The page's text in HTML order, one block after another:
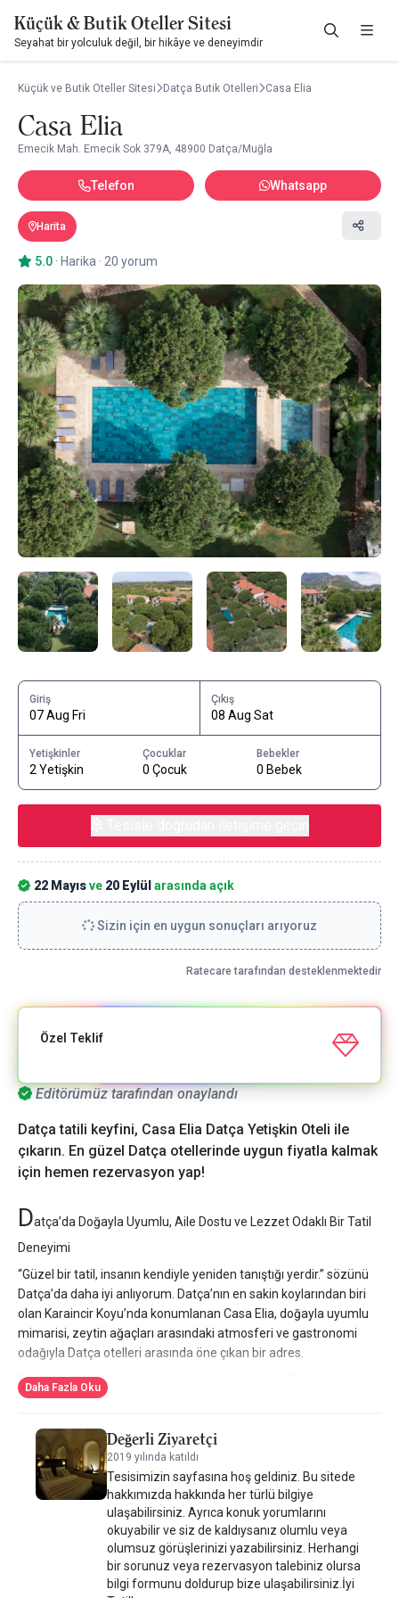
Küçük & Butik Oteller Sitesi
Seyahat bir yolculuk değil, bir hikâye ve deneyimdir
Küçük ve Butik Oteller Sitesi Datça Butik Otelleri Casa Elia
Casa Elia
Emecik Mah. Emecik Sok 379A, 48900 Datça/Muğla
Telefon Whatsapp
Harita
5.0 · Harika · 20 yorum
Editörümüz tarafından onaylandı
Datça tatili keyfini, Casa Elia Datça Yetişkin Oteli ile
çıkarın. En güzel Datça otellerinde uygun fiyatla kalmak
için hemen rezervasyon yap!
Datça’da Doğayla Uyumlu, Aile Dostu ve Lezzet Odaklı Bir Tatil
Deneyimi
“Güzel bir tatil, insanın kendiyle yeniden tanıştığı yerdir.” sözünü
Datça’da daha iyi anlıyorum. Datça’nın en sakin koylarından biri
olan Karaincir Koyu’nda konumlanan Casa Elia, doğayla uyumlu
mimarisi, zeytin ağaçları arasındaki atmosferi ve gastronomi
odağıyla Datça otelleri arasında öne çıkan bir adres.
Biz Küçük ve Butik Oteller Sitesi editörleri olarak
otelleriiçinde hem aile dostu yapıya sahip hem de hizmet
Casa Elia bu dengeyi iyi kuran örneklerden biri.
Konum ve Atmosfer
Casa Elia, Karaincir Koyu’nun kalbinde, zeytin ve çam ağaçları
arasında konumlanıyor.
Datça merkeze araçla yaklaşık 15 dakika mesafede. Rüzgâr
almayan, sığ ve berrak deniziyle özellikle aileler için avantajlı bir
koyda. Doğal malzemelerle tasarlanmış sade ve ferah bir mimari
Daha Fazla Oku
Değerli Ziyaretçi
2019 yılında katıldı
Tesisimizin sayfasına hoş geldiniz. Bu sitede
hakkımızda hakkında her türlü bilgiye
ulaşabilirsiniz. Ayrıca konuk yorumlarını
okuyabilir ve siz de kaldıysanız olumlu veya
olumsuz görüşlerinizi yazabilirsiniz. Herhangi
bir sorunuz veya rezervasyon talebiniz olursa
bilgi formunu doldurup bize ulaşabilirsiniz.İyi
Giriş
07 Aug Fri
Çıkış
08 Aug Sat
Yetişkinler
2 Yetişkin
Çocuklar
0 Çocuk
Bebekler
0 Bebek
22 Mayısve 20 Eylül arasında açık
Sizin için en uygun sonuçları arıyoruz
Ratecare tarafından desteklenmektedir
Özel Teklif